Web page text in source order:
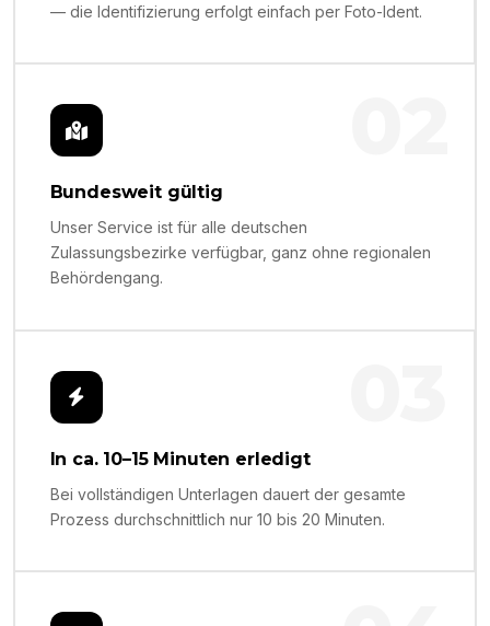
— die Identifizierung erfolgt einfach per Foto-Ident.
Bundesweit gültig
Unser Service ist für alle deutschen
Zulassungsbezirke verfügbar, ganz ohne regionalen
Behördengang.
In ca. 10–15 Minuten erledigt
Bei vollständigen Unterlagen dauert der gesamte
Prozess durchschnittlich nur 10 bis 20 Minuten.